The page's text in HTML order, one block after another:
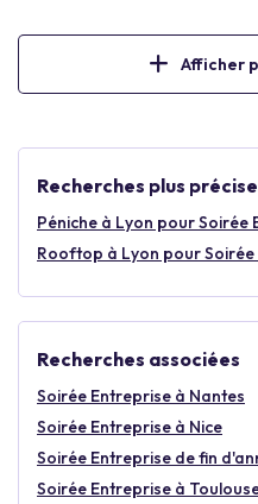
Recherches plus
Péniche à Lyon pour Soirée
Rooftop à Lyon pour
Recherches associées
Soirée Entreprise à Nantes
Soirée Entreprise à Nice
Soirée Entreprise de fin
Soirée Entreprise à
m=w6bHkz2Vefc&ss=26&sr=-
Afficher